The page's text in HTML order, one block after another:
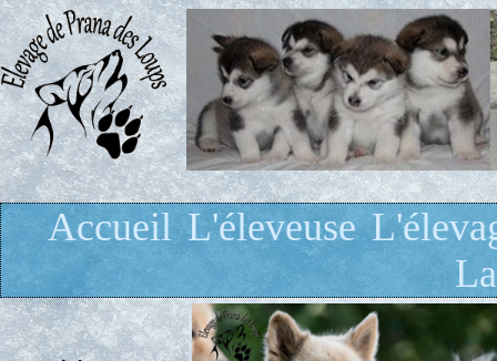
Accueil L'éleveuse